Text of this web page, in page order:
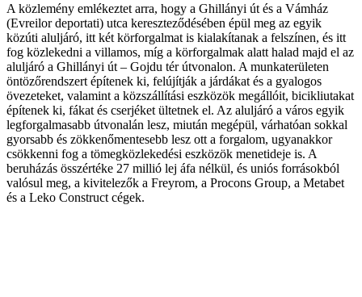
A közlemény emlékeztet arra, hogy a Ghillányi út és a Vámház
(Evreilor deportati) utca kereszteződésében épül meg az egyik
közúti aluljáró, itt két körforgalmat is kialakítanak a felszínen, és itt
fog közlekedni a villamos, míg a körforgalmak alatt halad majd el az
aluljáró a Ghillányi út – Gojdu tér útvonalon. A munkaterületen
öntözőrendszert építenek ki, felújítják a járdákat és a gyalogos
övezeteket, valamint a közszállítási eszközök megállóit, bicikliutakat
építenek ki, fákat és cserjéket ültetnek el. Az aluljáró a város egyik
legforgalmasabb útvonalán lesz, miután megépül, várhatóan sokkal
gyorsabb és zökkenőmentesebb lesz ott a forgalom, ugyanakkor
csökkenni fog a tömegközlekedési eszközök menetideje is. A
beruházás összértéke 27 millió lej áfa nélkül, és uniós forrásokból
valósul meg, a kivitelezők a Freyrom, a Procons Group, a Metabet
és a Leko Construct cégek.